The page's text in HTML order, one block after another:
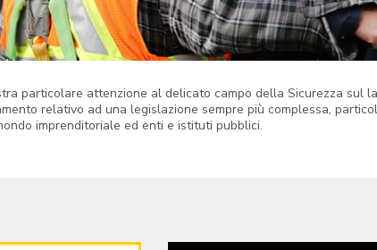
particolare attenzione al delicato campo della Sicurezza sul
relativo ad una legislazione sempre più complessa,
imprenditoriale ed enti e istituti pubblici.